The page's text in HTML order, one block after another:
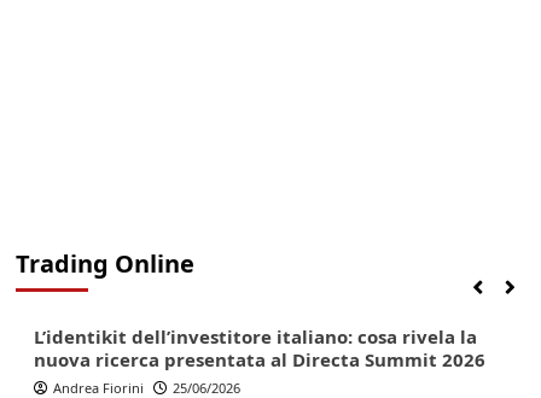
Trading Online
L’identikit dell’investitore italiano: cosa rivela la
nuova ricerca presentata al Directa Summit 2026
Andrea Fiorini 25/06/2026